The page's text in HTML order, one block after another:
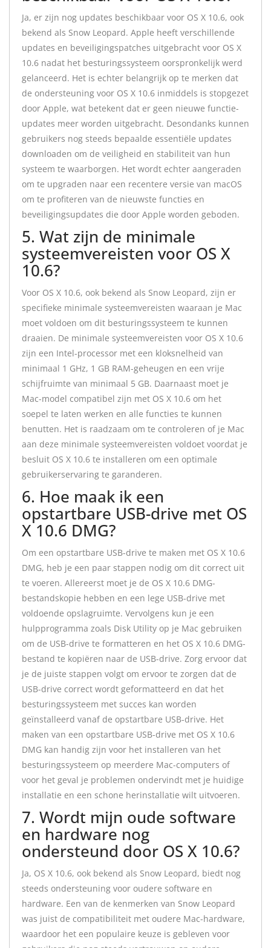
Ja, er zijn nog updates beschikbaar voor OS X 10.6, ook
bekend als Snow Leopard. Apple heeft verschillende
updates en beveiligingspatches uitgebracht voor OS X
10.6 nadat het besturingssysteem oorspronkelijk werd
gelanceerd. Het is echter belangrijk op te merken dat
de ondersteuning voor OS X 10.6 inmiddels is stopgezet
door Apple, wat betekent dat er geen nieuwe functie-
updates meer worden uitgebracht. Desondanks kunnen
gebruikers nog steeds bepaalde essentiële updates
downloaden om de veiligheid en stabiliteit van hun
systeem te waarborgen. Het wordt echter aangeraden
om te upgraden naar een recentere versie van macOS
om te profiteren van de nieuwste functies en
beveiligingsupdates die door Apple worden geboden.
5. Wat zijn de minimale
systeemvereisten voor OS X
10.6?
Voor OS X 10.6, ook bekend als Snow Leopard, zijn er
specifieke minimale systeemvereisten waaraan je Mac
moet voldoen om dit besturingssysteem te kunnen
draaien. De minimale systeemvereisten voor OS X 10.6
zijn een Intel-processor met een kloksnelheid van
minimaal 1 GHz, 1 GB RAM-geheugen en een vrije
schijfruimte van minimaal 5 GB. Daarnaast moet je
Mac-model compatibel zijn met OS X 10.6 om het
soepel te laten werken en alle functies te kunnen
benutten. Het is raadzaam om te controleren of je Mac
aan deze minimale systeemvereisten voldoet voordat je
besluit OS X 10.6 te installeren om een optimale
gebruikerservaring te garanderen.
6. Hoe maak ik een
opstartbare USB-drive met OS
X 10.6 DMG?
Om een opstartbare USB-drive te maken met OS X 10.6
DMG, heb je een paar stappen nodig om dit correct uit
te voeren. Allereerst moet je de OS X 10.6 DMG-
bestandskopie hebben en een lege USB-drive met
voldoende opslagruimte. Vervolgens kun je een
hulpprogramma zoals Disk Utility op je Mac gebruiken
om de USB-drive te formatteren en het OS X 10.6 DMG-
bestand te kopiëren naar de USB-drive. Zorg ervoor dat
je de juiste stappen volgt om ervoor te zorgen dat de
USB-drive correct wordt geformatteerd en dat het
besturingssysteem met succes kan worden
geïnstalleerd vanaf de opstartbare USB-drive. Het
maken van een opstartbare USB-drive met OS X 10.6
DMG kan handig zijn voor het installeren van het
besturingssysteem op meerdere Mac-computers of
voor het geval je problemen ondervindt met je huidige
installatie en een schone herinstallatie wilt uitvoeren.
7. Wordt mijn oude software
en hardware nog
ondersteund door OS X 10.6?
Ja, OS X 10.6, ook bekend als Snow Leopard, biedt nog
steeds ondersteuning voor oudere software en
hardware. Een van de kenmerken van Snow Leopard
was juist de compatibiliteit met oudere Mac-hardware,
waardoor het een populaire keuze is gebleven voor